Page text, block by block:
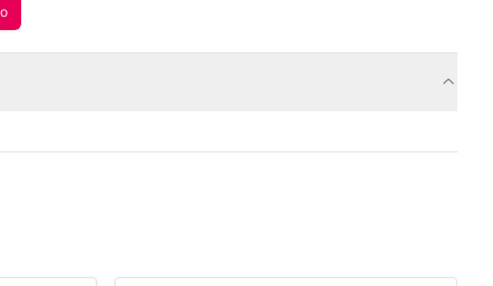
carrito